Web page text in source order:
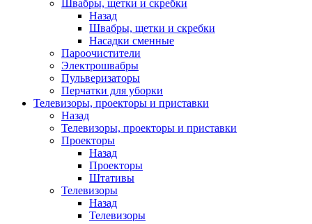
Швабры, щетки и скребки
Назад
Швабры, щетки и скребки
Насадки сменные
Пароочистители
Электрошвабры
Пульверизаторы
Перчатки для уборки
Телевизоры, проекторы и приставки
Назад
Телевизоры, проекторы и приставки
Проекторы
Назад
Проекторы
Штативы
Телевизоры
Назад
Телевизоры